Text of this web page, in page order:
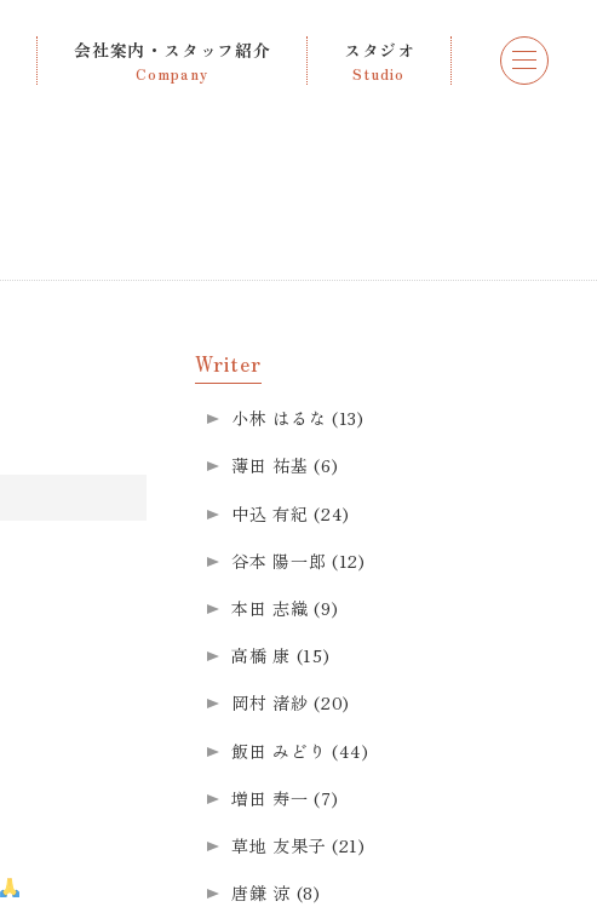
会社案内・スタッフ紹介
Company
スタジオ
Studio
Writer
小林 はるな (13)
薄田 祐基 (6)
中込 有紀 (24)
谷本 陽一郎 (12)
本田 志織 (9)
高橋 康 (15)
岡村 渚紗 (20)
飯田 みどり (44)
増田 寿一 (7)
草地 友果子 (21)
唐鎌 涼 (8)